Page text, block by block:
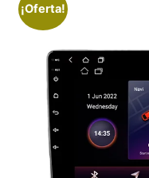
¡Oferta!